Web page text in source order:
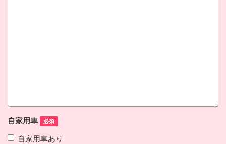
自家用車 必須
自家用車あり